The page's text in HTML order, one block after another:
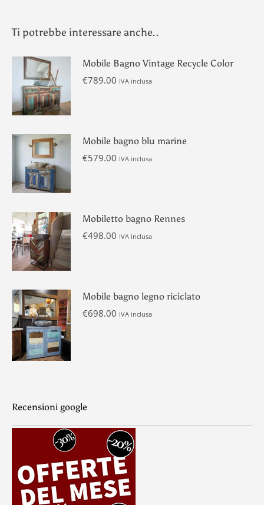
Ti potrebbe interessare anche..
Mobile Bagno Vintage Recycle Color
€789.00 IVA inclusa
Mobile bagno blu marine
€579.00 IVA inclusa
Mobiletto bagno Rennes
€498.00 IVA inclusa
Mobile bagno legno riciclato
€698.00 IVA inclusa
Recensioni google